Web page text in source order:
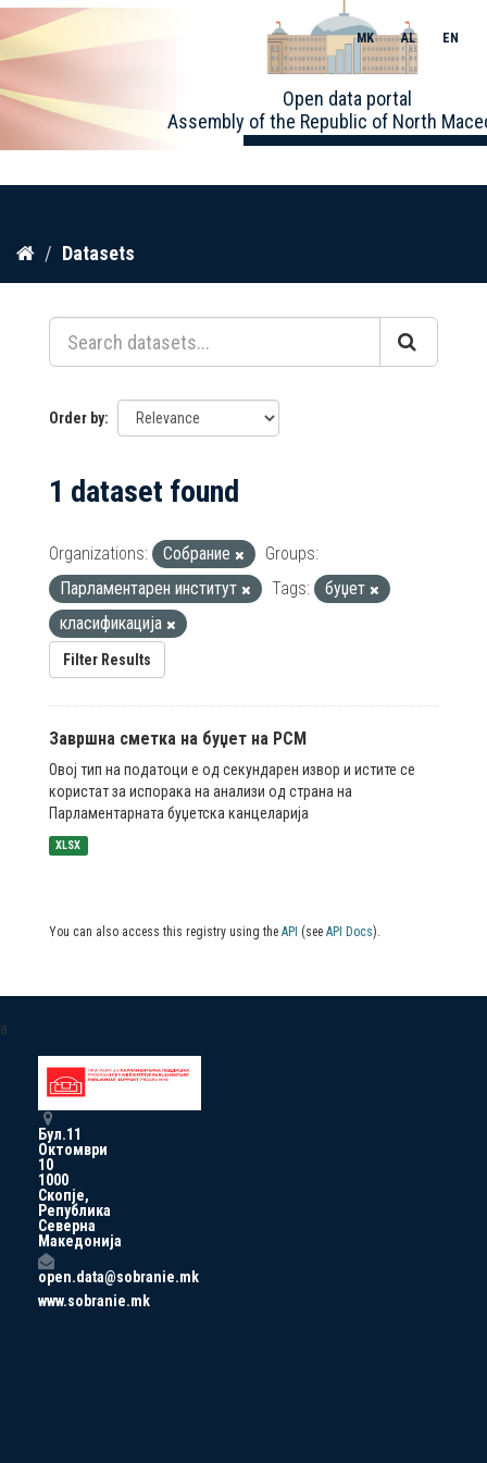
Skip
content
Open data portal
Assembly of the Republic of North
MK AL EN
Datasets
Order by
1 dataset found
Organizations: Собрание
Groups:
Парламентарен институт
Tags:
буџет
класификација
Filter Results
Завршна сметка на буџет на РСМ
Овој тип на податоци е од секундарен извор и истите се
користат за испорака на анализи од страна на
Парламентарната буџетска канцеларија
XLSX
You can also access this registry using the API (see API Docs).
a
Бул.11
Октомври
10
1000
Скопје,
Република
Северна
Македонија
open.data@sobranie.mk
www.sobranie.mk